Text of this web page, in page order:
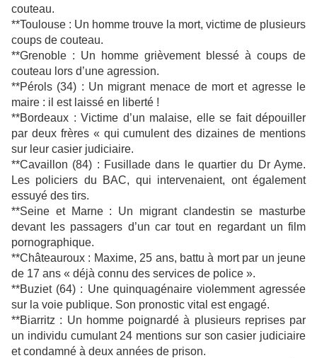
couteau.
**Toulouse : Un homme trouve la mort, victime de plusieurs
coups de couteau.
**Grenoble : Un homme grièvement blessé à coups de
couteau lors d’une agression.
**Pérols (34) : Un migrant menace de mort et agresse le
maire : il est laissé en liberté !
**Bordeaux : Victime d’un malaise, elle se fait dépouiller
par deux frères « qui cumulent des dizaines de mentions
sur leur casier judiciaire.
**Cavaillon (84) : Fusillade dans le quartier du Dr Ayme.
Les policiers du BAC, qui intervenaient, ont également
essuyé des tirs.
**Seine et Marne : Un migrant clandestin se masturbe
devant les passagers d’un car tout en regardant un film
pornographique.
**Châteauroux : Maxime, 25 ans, battu à mort par un jeune
de 17 ans « déjà connu des services de police ».
**Buziet (64) : Une quinquagénaire violemment agressée
sur la voie publique. Son pronostic vital est engagé.
**Biarritz : Un homme poignardé à plusieurs reprises par
un individu cumulant 24 mentions sur son casier judiciaire
et condamné à deux années de prison.